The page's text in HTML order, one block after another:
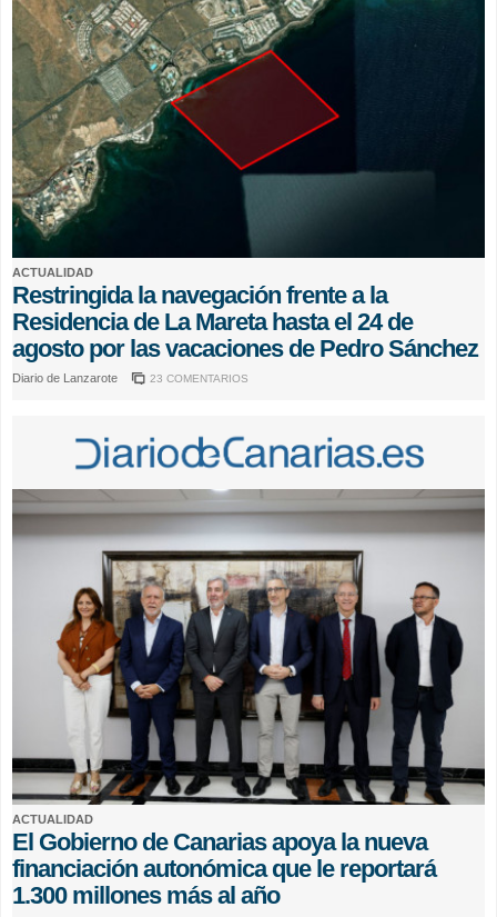
ACTUALIDAD
Restringida la navegación frente a la
Residencia de La Mareta hasta el 24 de
agosto por las vacaciones de Pedro Sánchez
Diario de Lanzarote 23 COMENTARIOS
ACTUALIDAD
El Gobierno de Canarias apoya la nueva
financiación autonómica que le reportará
1.300 millones más al año